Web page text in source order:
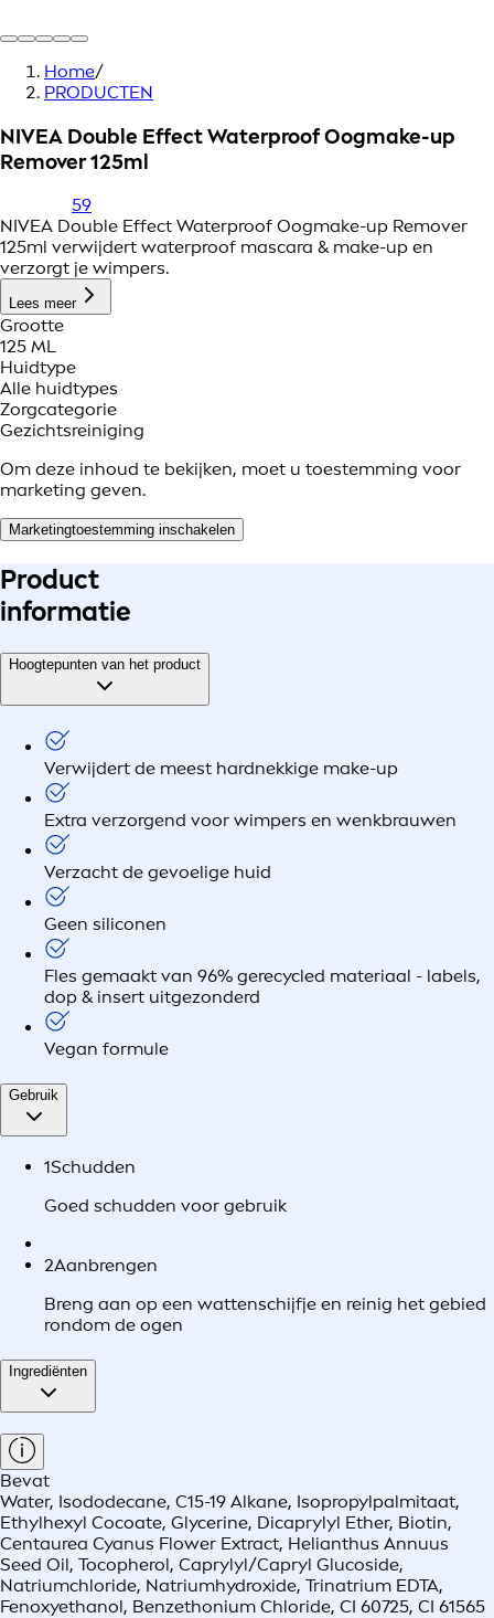
Home/
PRODUCTEN
NIVEA Double Effect Waterproof Oogmake-up
Remover 125ml
59
NIVEA Double Effect Waterproof Oogmake-up Remover
125ml verwijdert waterproof mascara & make-up en
verzorgt je wimpers.
Lees meer
Grootte
125 ML
Huidtype
Alle huidtypes
Zorgcategorie
Gezichtsreiniging
Om deze inhoud te bekijken, moet u toestemming voor
marketing geven.
Marketingtoestemming inschakelen
Product
informatie
Hoogtepunten van het product
Verwijdert de meest hardnekkige make-up
Extra verzorgend voor wimpers en wenkbrauwen
Verzacht de gevoelige huid
Geen siliconen
Fles gemaakt van 96% gerecycled materiaal - labels,
dop & insert uitgezonderd
Vegan formule
Gebruik
1Schudden
Goed schudden voor gebruik
2Aanbrengen
Breng aan op een wattenschijfje en reinig het gebied
rondom de ogen
Ingrediënten
Bevat
Water, Isododecane, C15-19 Alkane, Isopropylpalmitaat,
Ethylhexyl Cocoate, Glycerine, Dicaprylyl Ether, Biotin,
Centaurea Cyanus Flower Extract, Helianthus Annuus
Seed Oil, Tocopherol, Caprylyl/Capryl Glucoside,
Natriumchloride, Natriumhydroxide, Trinatrium EDTA,
Fenoxyethanol, Benzethonium Chloride, CI 60725, CI 61565